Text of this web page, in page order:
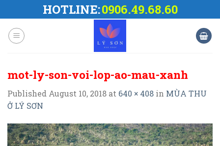
to
content
HOTLINE:0906.49.68.60
mot-ly-son-voi-lop-ao-mau-xanh
Published August 10, 2018 at 640 × 408 in MÙA THU
Ở LÝ SƠN